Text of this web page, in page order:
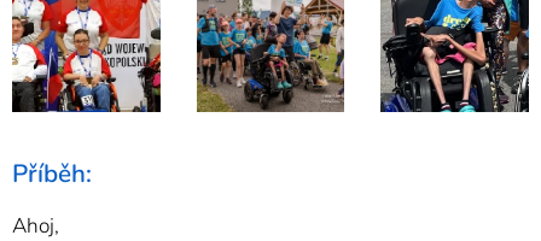
Příběh:
Ahoj,